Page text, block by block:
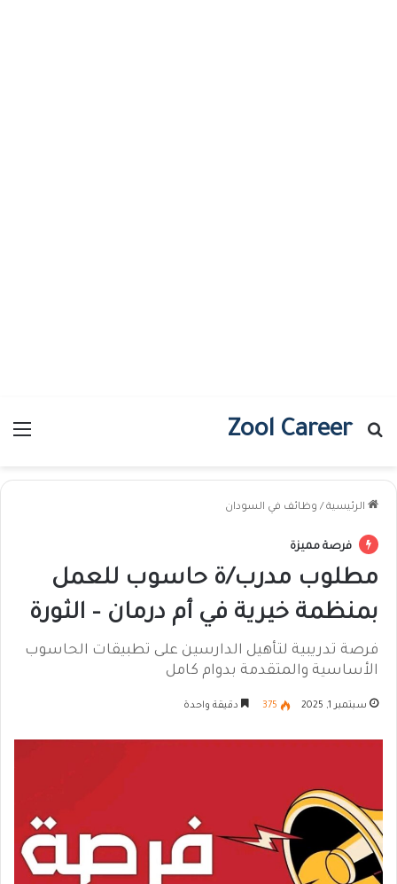
Zool Career
بحث عن
الرئيسية / وظائف في السودان
فرصة مميزة
مطلوب مدرب/ة حاسوب للعمل
بمنظمة خيرية في أم درمان – الثورة
فرصة تدريبية لتأهيل الدارسين على تطبيقات الحاسوب
الأساسية والمتقدمة بدوام كامل
سبتمبر 1, 2025 375 دقيقة واحدة